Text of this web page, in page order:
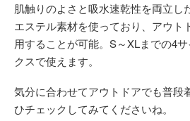
肌触りのよさと吸水速乾性を両立し
エステル素材を使っており、アウト
用することが可能。S～XLまでの4
クスで使えます。
気分に合わせてアウトドアでも普段
ひチェックしてみてくださいね。